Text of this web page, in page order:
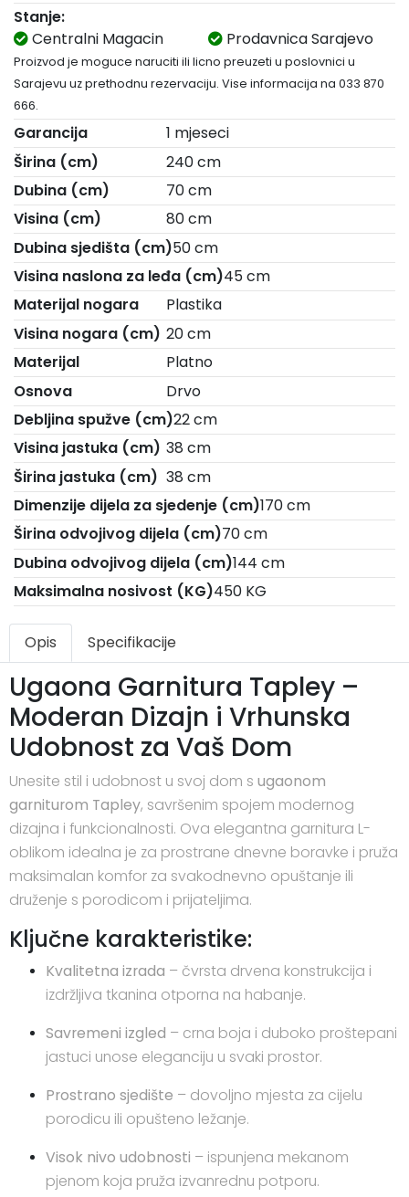
Stanje:
Centralni Magacin
Prodavnica Sarajevo
Proizvod je moguce naruciti ili licno preuzeti u poslovnici u
Sarajevu uz prethodnu rezervaciju. Vise informacija na 033 870
666.
Garancija
1 mjeseci
Širina (cm)
240 cm
Dubina (cm)
70 cm
Visina (cm)
80 cm
Dubina sjedišta (cm)50 cm
Visina naslona za leđa (cm)45 cm
Materijal nogara
Plastika
Visina nogara (cm) 20 cm
Materijal
Platno
Osnova
Drvo
Debljina spužve (cm)22 cm
Visina jastuka (cm) 38 cm
Širina jastuka (cm) 38 cm
Dimenzije dijela za sjedenje (cm)170 cm
Širina odvojivog dijela (cm)70 cm
Dubina odvojivog dijela (cm)144 cm
Maksimalna nosivost (KG)450 KG
Opis Specifikacije
Ugaona Garnitura Tapley –
Moderan Dizajn i Vrhunska
Udobnost za Vaš Dom
Unesite stil i udobnost u svoj dom s ugaonom
garniturom Tapley, savršenim spojem modernog
dizajna i funkcionalnosti. Ova elegantna garnitura L-
oblikom idealna je za prostrane dnevne boravke i pruža
maksimalan komfor za svakodnevno opuštanje ili
druženje s porodicom i prijateljima.
Ključne karakteristike:
Kvalitetna izrada – čvrsta drvena konstrukcija i
izdržljiva tkanina otporna na habanje.
Savremeni izgled – crna boja i duboko proštepani
jastuci unose eleganciju u svaki prostor.
Prostrano sjedište – dovoljno mjesta za cijelu
porodicu ili opušteno ležanje.
Visok nivo udobnosti – ispunjena mekanom
pjenom koja pruža izvanrednu potporu.